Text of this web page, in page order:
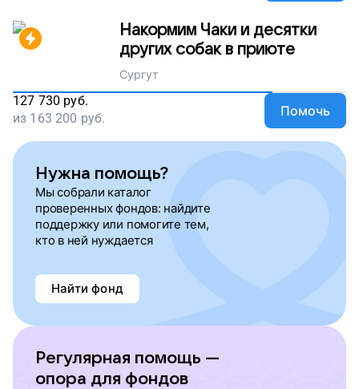
Накормим Чаки и десятки
других собак в приюте
Сургут
127 730 руб.
из 163 200 руб. Помочь
Нужна помощь?
Мы собрали каталог
проверенных фондов: найдите
поддержку или помогите тем,
кто в ней нуждается
Найти фонд
Регулярная помощь —
опора для фондов